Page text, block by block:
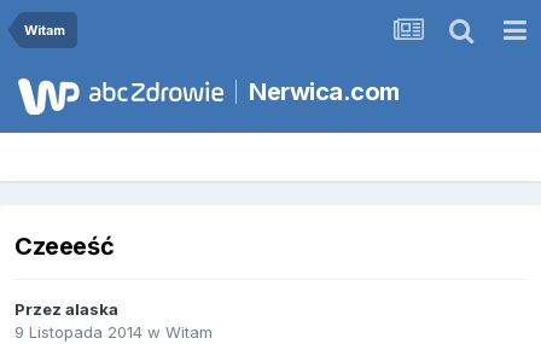
Witam
Nerwica.com
Czeeeść
Przez alaska
9 Listopada 2014 w Witam